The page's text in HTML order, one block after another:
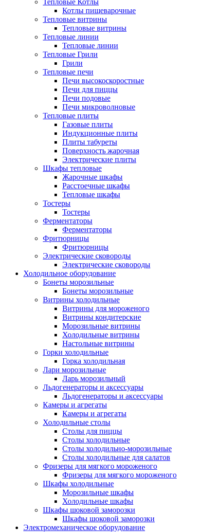
Тепловые Котлы
Котлы пищеварочные
Тепловые витрины
Тепловые витрины
Тепловые линии
Тепловые линии
Тепловые Грили
Грили
Тепловые печи
Печи высокоскоростные
Печи для пиццы
Печи подовые
Печи микроволновые
Тепловые плиты
Газовые плиты
Индукционные плиты
Плиты табуреты
Поверхность жарочная
Электрические плиты
Шкафы тепловые
Жарочные шкафы
Расстоечные шкафы
Тепловые шкафы
Тостеры
Тостеры
Ферментаторы
Ферментаторы
Фритюрницы
Фритюрницы
Электрические сковороды
Электрические сковороды
Холодильное оборудование
Бонеты морозильные
Бонеты морозильные
Витрины холодильные
Витрины для мороженого
Витрины кондитерские
Морозильные витрины
Холодильные витрины
Настольные витрины
Горки холодильные
Горка холодильная
Лари морозильные
Ларь морозильный
Льдогенераторы и аксессуары
Льдогенераторы и аксессуары
Камеры и агрегаты
Камеры и агрегаты
Холодильные столы
Столы для пиццы
Столы холодильные
Столы холодильно-морозильные
Столы холодильные для салатов
Фризеры для мягкого мороженого
Фризеры для мягкого мороженого
Шкафы холодильные
Mорозильные шкафы
Холодильные шкафы
Шкафы шоковой заморозки
Шкафы шоковой заморозки
Электромеханическое оборудование